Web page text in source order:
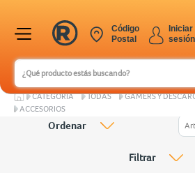
Iniciar
sesión
Código
Postal
CATEGORÍA TODAS GAMERS Y
ACCESORIOS
Ordenar
Filtrar